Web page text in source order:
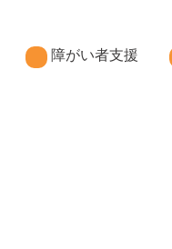
障がい者支援